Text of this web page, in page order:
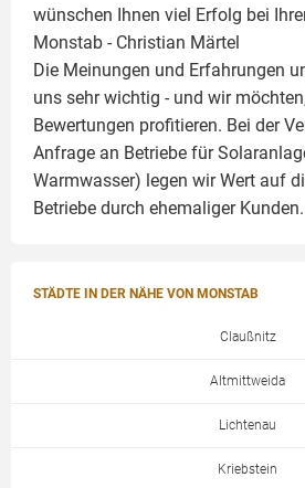
wünschen Ihnen viel Erfolg bei
Monstab - Christian Märtel
Die Meinungen und Erfahrungen
uns sehr wichtig - und wir
Bewertungen profitieren. Bei der
Anfrage an Betriebe für
Warmwasser) legen wir Wert auf
Betriebe durch ehemaliger Kunden.
STÄDTE IN DER NÄHE VON MONSTAB
Claußnitz
Altmittweida
Lichtenau
Kriebstein